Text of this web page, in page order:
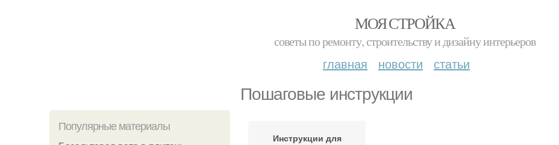
МОЯ СТРОЙКА
советы по ремонту, строительству и дизайну интерьеров
главная новости статьи
Пошаговые инструкции
Популярные материалы
Инструкции для